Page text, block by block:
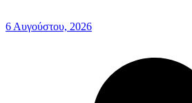
6 Αυγούστου, 2026